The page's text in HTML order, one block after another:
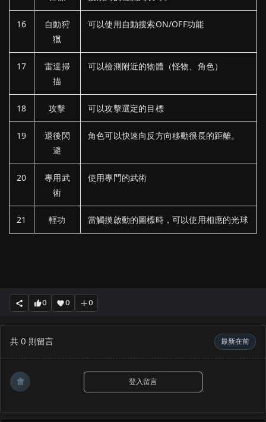
16
自動狩
獵
可以使用自動搜索ON/OFF功能
17
雷達掃
描
可以檢測附近的物體（怪物、角色）
18 攻擊 可以攻擊選定的目標
19
退後閃
避
角色可以快速向反方向移動很長的距離。
20
專用武
術
使用專門的武術
21 輕功 當觸摸啟動的圖標時，可以使用相應的光球
0 0 0
共 0 則留言 最新在前
會 登入留言